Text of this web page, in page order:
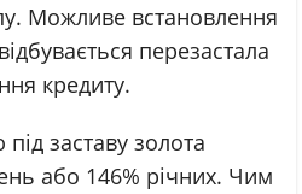
Можливе встановлення
перезастала
кредиту.
заставу золота
або 146% річних. Чим